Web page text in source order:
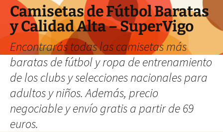
Camisetas de Fútbol Baratas
y Calidad Alta – SuperVigo
Encontrarás todas las camisetas más
baratas de fútbol y ropa de entrenamiento
de los clubs y selecciones nacionales para
adultos y niños. Además, precio
negociable y envío gratis a partir de 69
euros.